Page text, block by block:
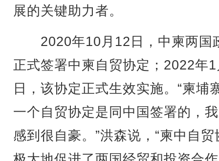
展的关键助力者。
2020年10月12日，中柬两国
正式签署中柬自贸协定；2022年
日，该协定正式生效实施。“柬埔
一个自贸协定是同中国签署的，
感到很自豪。”洪森说，“柬中自贸